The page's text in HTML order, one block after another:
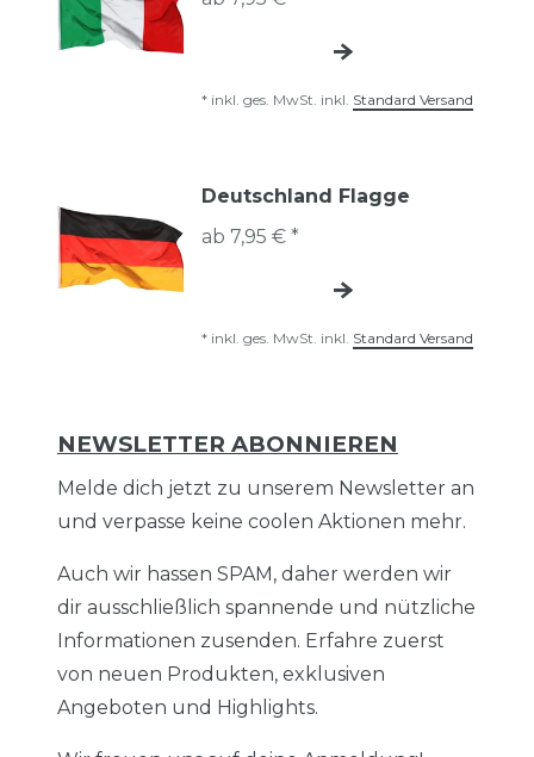
* inkl. ges. MwSt. inkl. Standard Versand
Deutschland Flagge
ab 7,95 € *
* inkl. ges. MwSt. inkl. Standard Versand
NEWSLETTER ABONNIEREN
Melde dich jetzt zu unserem Newsletter an
und verpasse keine coolen Aktionen mehr.
Auch wir hassen SPAM, daher werden wir
dir ausschließlich spannende und nützliche
Informationen zusenden. Erfahre zuerst
von neuen Produkten, exklusiven
Angeboten und Highlights.